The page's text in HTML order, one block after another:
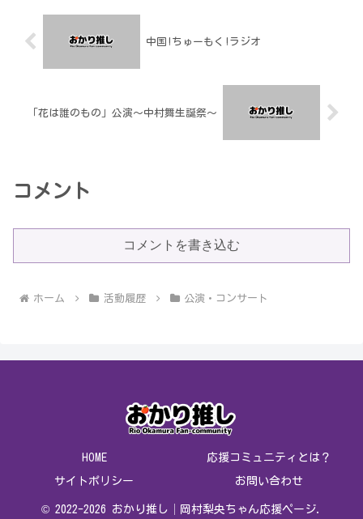
中国!ちゅーもく!ラジオ
「花は誰のもの」公演〜中村舞生誕祭〜
コメント
コメントを書き込む
ホーム 活動履歴 公演・コンサート
HOME 応援コミュニティとは？
サイトポリシー お問い合わせ
© 2022-2026 おかり推し│岡村梨央ちゃん応援ページ.